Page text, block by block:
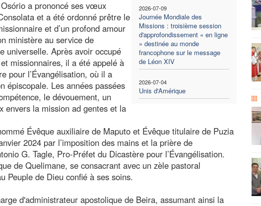
2026-07-09
Journée Mondiale des
Missions : troisième session
d'approfondissement « en ligne
» destinée au monde
francophone sur le message
de Léon XIV
2026-07-04
Unis d'Amérique
a prononcé ses vœux
et a été ordonné prêtre le
et d’un profond amour
ministère au service de
universelle. Après avoir occupé
missionnaires, il a été appelé à
pour l’Évangélisation, où il a
épiscopale. Les années passées
le dévouement, un
envers la mission ad gentes et la
Évêque auxiliaire de Maputo et Évêque titulaire de Puzia
2024 par l’imposition des mains et la prière de
G. Tagle, Pro-Préfet du Dicastère pour l’Évangélisation.
de Quelimane, se consacrant avec un zèle pastoral
Peuple de Dieu confié à ses soins.
d'administrateur apostolique de Beira, assumant ainsi la